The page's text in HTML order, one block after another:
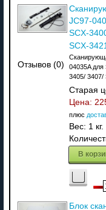
Отзывов (0)
JC97-
SCX-
SCX-
04035A для
3405/ 3407/
Старая
Цена:
плюс
Вес: 1 кг.
В
Блок